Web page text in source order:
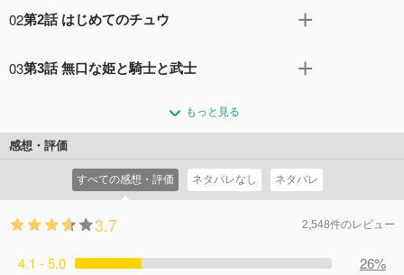
女を！」と願い訪れた神社で、恋の神様から「高校で出会
わく、運命の人と出会った人間は、その相手と愛し合って
学式から早々に花園羽香里と院田唐音との運命の出会いを
ーチに、恋太郎の決断は！？
02第2話 はじめてのチュウ
時に二人もできた恋太郎は、彼女と一緒に登校するという
た会話から恋太郎が異性との交際だけでなく、キスの経験
もまだであることを知った羽香里と唐音。いくら恋太郎が
二人を平等に愛していても、ファーストキスができるのは
ただ一人。二人はあの手この手の策を講じて恋太郎の唇を
奪い合うのだが…。
03第3話 無口な姫と騎士と武士
の出会いを果たす。小動物のように小柄で物静かな彼女は
人と話すことが苦手で、丸暗記した愛読書の台詞や文章を
二人は静が恋太郎に貸した愛読書をきっかけに仲を深めて
いくが、自分の話し方に負い目を感じていた静は、恋太郎
への想いを伝えることができずにいた。そんな静を見て、
コメント14件拍手126回
もっと見る
感想・評価
すべての感想・評価 ネタバレなし ネタバレ
3.7 2,548件のレビュー
4.1 - 5.0
26%